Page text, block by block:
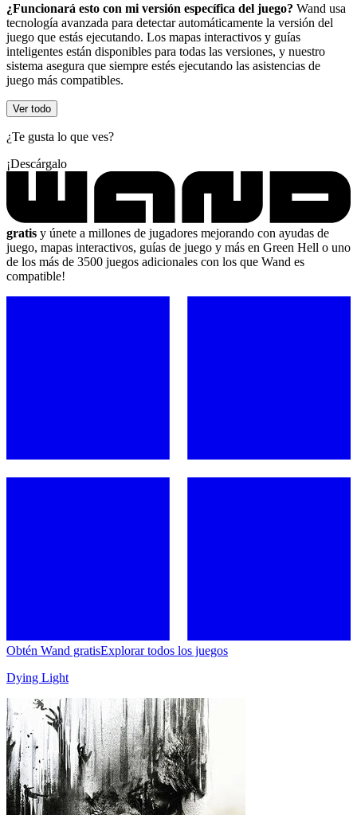
¿Funcionará esto con mi versión específica del juego? Wand usa
tecnología avanzada para detectar automáticamente la versión del
juego que estás ejecutando. Los mapas interactivos y guías
inteligentes están disponibles para todas las versiones, y nuestro
sistema asegura que siempre estés ejecutando las asistencias de
juego más compatibles.
Ver todo
¿Te gusta lo que ves?
¡Descárgalo
gratis y únete a millones de jugadores mejorando con ayudas de
juego, mapas interactivos, guías de juego y más en Green Hell o uno
de los más de 3500 juegos adicionales con los que Wand es
compatible!
Obtén Wand gratisExplorar todos los juegos
Dying Light